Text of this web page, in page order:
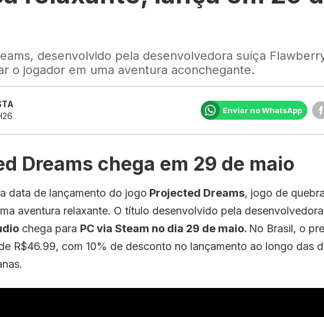
desenvolvido pela desenvolvedora suíça
o jogador em uma aventura aconchegante.
Enviar no WhatsApp
Dreams chega em 29 de maio
data de lançamento do jogo Projected Dreams, jogo de
aventura relaxante. O título desenvolvido pela
chega para PC via Steam no dia 29 de maio. No Brasil, o
R$46.99, com 10% de desconto no lançamento ao longo das